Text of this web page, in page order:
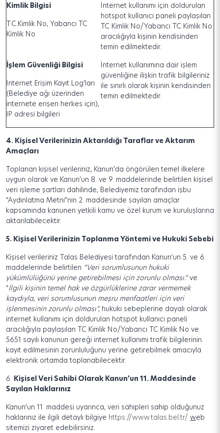
Kimlik Bilgisi
T.C.Kimlik No, Yabancı TC
Kimlik No
İnternet kullanımı için doldurulan
hotspot kullanıcı paneli paylaşılan
TC Kimlik No/Yabancı TC Kimlik No
aracılığıyla kişinin kendisinden
temin edilmektedir.
İşlem Güvenliği Bilgisi
Internet Erişim Kayıt Log'ları
(Belediye ağı üzerinden
internete erişen herkes için),
IP adresi bilgileri
İnternet kullanımına dair işlem
güvenliğine ilişkin trafik bilgileriniz
ile sınırlı olarak kişinin kendisinden
temin edilmektedir.
4. Kişisel Verilerinizin Aktarıldığı Taraflar ve Aktarım
Amaçları
Toplanan kişisel verileriniz, Kanun’da öngörülen temel ilkelere
uygun olarak ve Kanun’un 8. ve 9. maddelerinde belirtilen kişisel
veri işleme şartları dahilinde, Belediyemiz tarafından işbu
“Aydınlatma Metni”nin 2. maddesinde sayılan amaçlar
kapsamında kanunen yetkili kamu ve özel kurum ve kuruluşlarına
aktarılabilecektir.
5. Kişisel Verilerinizin Toplanma Yöntemi ve Hukuki Sebebi
Kişisel verileriniz Talas Belediyesi tarafından Kanun’un 5. ve 6.
maddelerinde belirtilen “Veri sorumlusunun hukuki
yükümlülüğünü yerine getirebilmesi için zorunlu olması.”ve
“İlgili kişinin temel hak ve özgürlüklerine zarar vermemek
kaydıyla, veri sorumlusunun meşru menfaatleri için veri
işlenmesinin zorunlu olması”, hukuki sebeplerine dayalı olarak
internet kullanımı için doldurulan hotspot kullanıcı paneli
aracılığıyla paylaşılan TC Kimlik No/Yabancı TC Kimlik No ve
5651 sayılı kanunun gereği internet kullanımı trafik bilgilerinin
kayıt edilmesinin zorunluluğunu yerine getirebilmek amacıyla
elektronik ortamda toplanabilecektir.
6. Kişisel Veri Sahibi Olarak Kanun’un 11. Maddesinde
Sayılan Haklarınız
Kanun’un 11. maddesi uyarınca, veri sahipleri sahip olduğunuz
haklarınız ile ilgili detaylı bilgiye https://www.talas.bel.tr/ web
sitemizi ziyaret edebilirsiniz.